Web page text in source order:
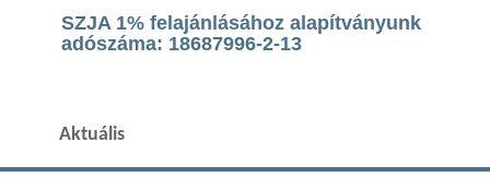
SZJA 1% felajánlásához alapítványunk
adószáma: 18687996-2-13
Aktuális